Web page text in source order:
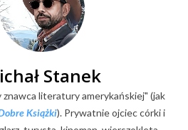
Stanek
literatury amerykańskiej" (jak
Książki). Prywatnie ojciec córki i